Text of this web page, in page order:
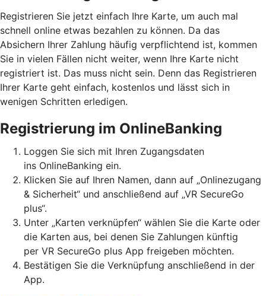
Registrieren Sie jetzt einfach Ihre Karte, um auch mal
schnell online etwas bezahlen zu können. Da das
Absichern Ihrer Zahlung häufig verpflichtend ist, kommen
Sie in vielen Fällen nicht weiter, wenn Ihre Karte nicht
registriert ist. Das muss nicht sein. Denn das Registrieren
Ihrer Karte geht einfach, kostenlos und lässt sich in
wenigen Schritten erledigen.
Registrierung im OnlineBanking
Loggen Sie sich mit Ihren Zugangsdaten
ins OnlineBanking ein.
Klicken Sie auf Ihren Namen, dann auf „Onlinezugang
& Sicherheit“ und anschließend auf „VR SecureGo
plus“.
Unter „Karten verknüpfen“ wählen Sie die Karte oder
die Karten aus, bei denen Sie Zahlungen künftig
per VR SecureGo plus App freigeben möchten.
Bestätigen Sie die Verknüpfung anschließend in der
App.